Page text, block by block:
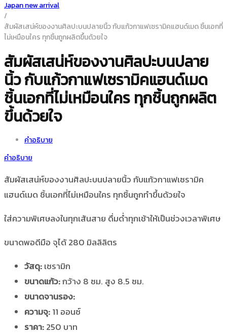
Japan new arrival
/
สัมผัสเสน่ห์ของงานศิลปะบนปลายนิ้ว กับแก้วกาแฟเซรามิคแฮนด์เมด ชิ้นเอกที่
ไม่เหมือนใคร ทุกชิ้นถูกผลิตขึ้นด้วยใจ
สัมผัสเสน่ห์ของงานศิลปะบนปลาย
นิ้ว กับแก้วกาแฟเซรามิคแฮนด์เมด
ชิ้นเอกที่ไม่เหมือนใคร ทุกชิ้นถูกผลิต
ขึ้นด้วยใจ
คำอธิบาย
คำอธิบาย
สัมผัสเสน่ห์ของงานศิลปะบนปลายนิ้ว กับแก้วกาแฟเซรามิค
แฮนด์เมด ชิ้นเอกที่ไม่เหมือนใคร ทุกชิ้นถูกทำขึ้นด้วยใจ
ใส่ความพิเศษลงในทุกเส้นสาย ดื่มด่ำทุกเช้าให้เป็นช่วงเวลาพิเศษ
ขนาดพอดีมือ จุได้ 280 มิลลิลิตร
วัสดุ:เซรามิก
ขนาดแก้ว:กว้าง 8 ซม. สูง 8.5 ซม.
ขนาดจานรอง:
ความจุ:11 ออนซ์
ราคา:250 บาท